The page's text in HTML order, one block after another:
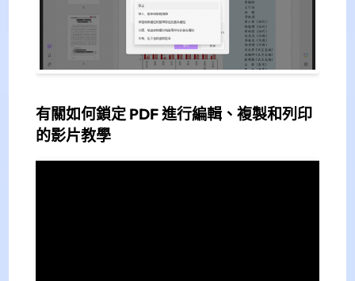
有關如何鎖定 PDF 進行編輯、複製和列印
的影片教學